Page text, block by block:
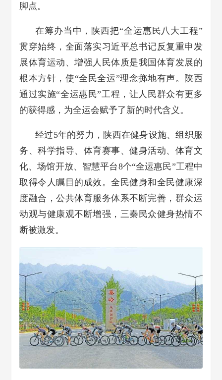
脚点。
在筹办当中，陕西把“全运惠民八大工程”
贯穿始终，全面落实习近平总书记反复重申发
展体育运动、增强人民体质是我国体育发展的
根本方针，使“全民全运”理念掷地有声。陕西
通过实施“全运惠民”工程，让人民群众有更多
的获得感，为全运会赋予了新的时代含义。
经过5年的努力，陕西在健身设施、组织服
务、科学指导、体育赛事、健身活动、体育文
化、场馆开放、智慧平台8个“全运惠民”工程中
取得令人瞩目的成效。全民健身和全民健康深
度融合，公共体育服务体系不断完善，群众运
动观与健康观不断增强，三秦民众健身热情不
断被激发。